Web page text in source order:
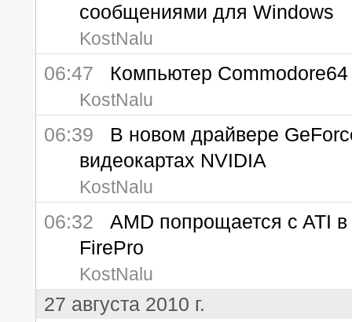
сообщениями для Windows
KostNalu
06:47 Компьютер Commodore64
KostNalu
06:39 В новом драйвере
видеокартах NVIDIA
KostNalu
06:32 AMD попрощается c ATI
FirePro
KostNalu
27 августа 2010 г.